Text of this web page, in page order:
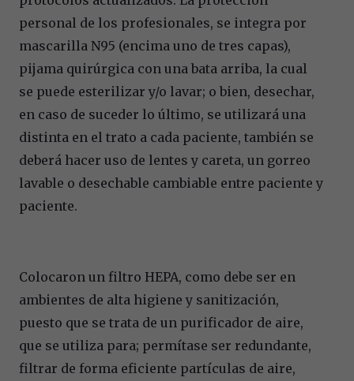
personal de los profesionales, se integra por
mascarilla N95 (encima uno de tres capas),
pijama quirúrgica con una bata arriba, la cual
se puede esterilizar y/o lavar; o bien, desechar,
en caso de suceder lo último, se utilizará una
distinta en el trato a cada paciente, también se
deberá hacer uso de lentes y careta, un gorreo
lavable o desechable cambiable entre paciente y
paciente.
Colocaron un filtro HEPA, como debe ser en
ambientes de alta higiene y sanitización,
puesto que se trata de un purificador de aire,
que se utiliza para; permítase ser redundante,
filtrar de forma eficiente partículas de aire,